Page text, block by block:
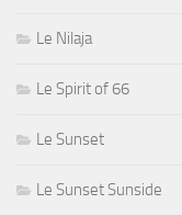
Le Nilaja
Le Spirit of 66
Le Sunset
Le Sunset Sunside